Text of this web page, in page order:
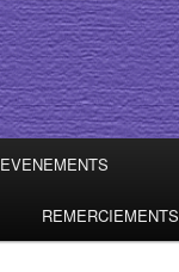
EVENEMENTS
REMERCIEMENTS